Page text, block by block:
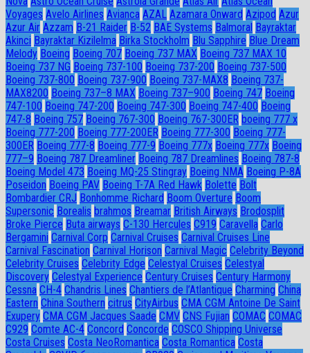
Voyages Avelo Airlines Avianca AZAL Azamara Onward Azipod Azur
Azur Air Azzam B-21 Raider B-52 BAE Systems Balmoral Bayraktar
Akinci Bayraktar Kizilelma Birka Stockholm Blu Sapphire Blue Dream
Melody Boeing Boeing 707 Boeing 737 MAX Boeing 737 MAX 10
Boeing 737 NG Boeing 737-100 Boeing 737-200 Boeing 737-500
Boeing 737-800 Boeing 737-900 Boeing 737-MAX8 Boeing 737-
MAX8200 Boeing 737–8 MAX Boeing 737–900 Boeing 747 Boeing
747-100 Boeing 747-200 Boeing 747-300 Boeing 747-400 Boeing
747-8 Boeing 757 Boeing 767-300 Boeing 767-300ER boeing 777 x
Boeing 777-200 Boeing 777-200ER Boeing 777-300 Boeing 777-
300ER Boeing 777-8 Boeing 777-9 Boeing 777x Boeing 777х Boeing
777–9 Boeing 787 Dreamliner Boeing 787 Dreamlines Boeing 787-8
Boeing Model 473 Boeing MQ-25 Stingray Boeing NMA Boeing P-8A
Poseidon Boeing PAV Boeing T-7A Red Hawk Bolette Bolt
Bombardier CRJ Bonhomme Richard Boom Overture Boom
Supersonic Borealis brahmos Breamar British Airways Brodosplit
Broke Pierce Buta airways C-130 Hercules C919 Caravella Carlo
Bergamini Carnival Corp Carnival Cruises Carnival Cruises Line
Carnival Fascination Carnival Horison Carnival Magic Celebrity Beyond
Celebrity Cruises Celebrity Edge Celestyal Cruises Celestyal
Discovery Celestyal Experience Century Cruises Century Harmony
Cessna CH-4 Chandris Lines Chantiers de l’Atlantique Charming China
Eastern China Southern citrus CityAirbus CMA CGM Antoine De Saint
Exupery CMA CGM Jacques Saade CMV CNS Fujian COMAC COMAC
C929 Comte AC-4 Concord Concorde COSCO Shipping Universe
Costa Cruises Costa NeoRomantica Costa Romantica Costa